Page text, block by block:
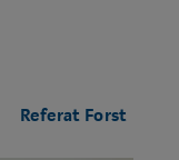
Referat Forst